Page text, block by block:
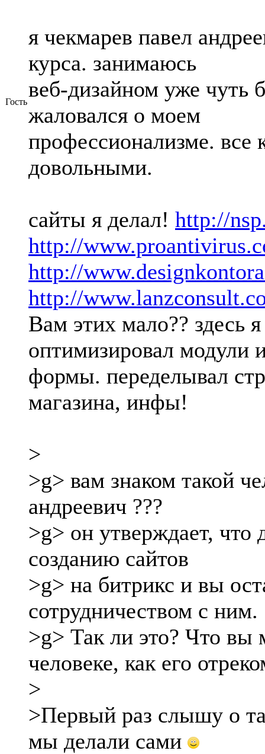
Гость
я чекмарев павел
курса. занимаюсь
веб-дизайном уже чуть
жаловался о моем
профессионализме. все
довольными.
сайты я делал! http://
http://
http://
http://
Вам этих мало?? здесь
оптимизировал модули
формы. переделывал
магазина, инфы!
>
>g> вам знаком такой
андреевич ???
>g> он утверждает, что
созданию сайтов
>g> на битрикс и вы
сотрудничеством с ним.
>g> Так ли это? Что вы
человеке, как его
>
>Первый раз слышу о
мы делали сами